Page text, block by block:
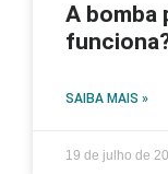
A bomba
SAIBA MAIS »
19 de julho de